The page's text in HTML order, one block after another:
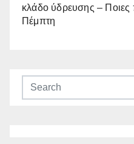
κλάδο ύδρευσης – Ποιες
Πέμπτη